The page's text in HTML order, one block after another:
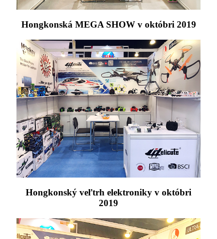
Hongkonská MEGA SHOW v októbri 2019
Hongkonský veľtrh elektroniky v októbri
2019